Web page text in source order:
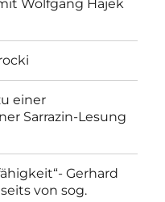
Wolfgang Hajek
einer
Sarrazin-Lesung
Gerhard
von sog.